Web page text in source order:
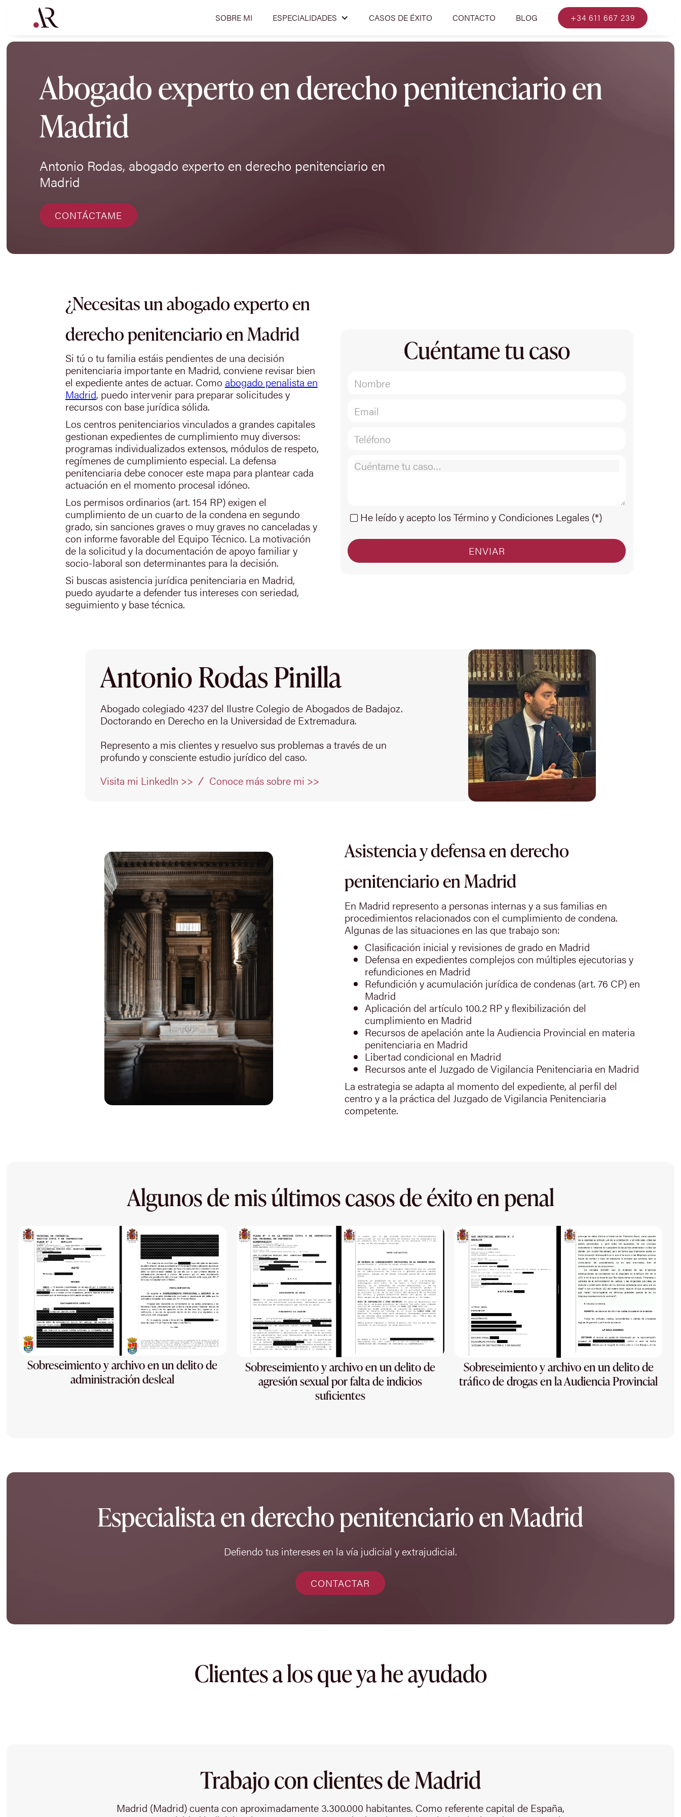
SOBRE MI ESPECIALIDADES CASOS DE ÉXITO CONTACTO BLOG +34 611 667 239
Abogado experto en derecho penitenciario en
Madrid
Antonio Rodas, abogado experto en derecho penitenciario en
Madrid
CONTÁCTAME
¿Necesitas un abogado experto en
derecho penitenciario en Madrid
Si tú o tu familia estáis pendientes de una decisión
penitenciaria importante en Madrid, conviene revisar bien
el expediente antes de actuar. Como abogado penalista en
Madrid, puedo intervenir para preparar solicitudes y
recursos con base jurídica sólida.
Los centros penitenciarios vinculados a grandes capitales
gestionan expedientes de cumplimiento muy diversos:
programas individualizados extensos, módulos de respeto,
regímenes de cumplimiento especial. La defensa
penitenciaria debe conocer este mapa para plantear cada
actuación en el momento procesal idóneo.
Los permisos ordinarios (art. 154 RP) exigen el
cumplimiento de un cuarto de la condena en segundo
grado, sin sanciones graves o muy graves no canceladas y
con informe favorable del Equipo Técnico. La motivación
de la solicitud y la documentación de apoyo familiar y
socio-laboral son determinantes para la decisión.
Si buscas asistencia jurídica penitenciaria en Madrid,
puedo ayudarte a defender tus intereses con seriedad,
seguimiento y base técnica.
Cuéntame tu caso
He leído y acepto los Término y Condiciones Legales (*)
Antonio Rodas Pinilla
Abogado colegiado 4237 del Ilustre Colegio de Abogados de Badajoz.
Doctorando en Derecho en la Universidad de Extremadura.
Represento a mis clientes y resuelvo sus problemas a través de un
profundo y consciente estudio jurídico del caso.
Visita mi LinkedIn >>
Conoce más sobre mi >>
Asistencia y defensa en derecho
penitenciario en Madrid
En Madrid represento a personas internas y a sus familias en
procedimientos relacionados con el cumplimiento de condena.
Algunas de las situaciones en las que trabajo son:
Clasificación inicial y revisiones de grado en Madrid
Defensa en expedientes complejos con múltiples ejecutorias y
refundiciones en Madrid
Refundición y acumulación jurídica de condenas (art. 76 CP) en
Madrid
Aplicación del artículo 100.2 RP y flexibilización del
cumplimiento en Madrid
Recursos de apelación ante la Audiencia Provincial en materia
penitenciaria en Madrid
Libertad condicional en Madrid
Recursos ante el Juzgado de Vigilancia Penitenciaria en Madrid
La estrategia se adapta al momento del expediente, al perfil del
centro y a la práctica del Juzgado de Vigilancia Penitenciaria
competente.
Algunos de mis últimos casos de éxito en penal
Sobreseimiento y archivo en un delito de
administración desleal
Sobreseimiento y archivo en un delito de
agresión sexual por falta de indicios
suficientes
Sobreseimiento y archivo en un delito de
tráfico de drogas en la Audiencia Provincial
Especialista en derecho penitenciario en Madrid
Defiendo tus intereses en la vía judicial y extrajudicial.
CONTACTAR
Clientes a los que ya he ayudado
Trabajo con clientes de Madrid
Madrid (Madrid) cuenta con aproximadamente 3.300.000 habitantes. Como referente capital de España,